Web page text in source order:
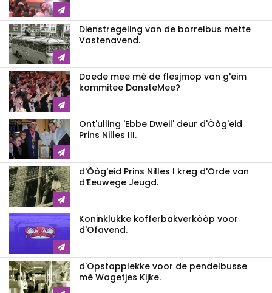
Dienstregeling van de borrelbus mette
Vastenavend.
Doede mee mè de flesjmop van g'eim
kommitee DansteMee?
Ont'ulling 'Ebbe Dweil' deur d'Òòg'eid
Prins Nilles III.
d'Òòg'eid Prins Nilles I kreg d'Orde van
d'Eeuwege Jeugd.
Koninklukke kofferbakverkòòp voor
d'Ofavend.
d'Opstapplekke voor de pendelbusse
mè Wagetjes Kijke.